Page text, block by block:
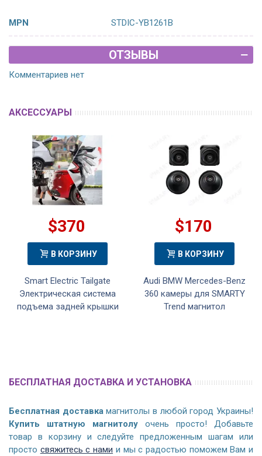
MPN STDIC-YB1261B
ОТЗЫВЫ
Комментариев нет
АКСЕССУАРЫ
$370
В КОРЗИНУ
Smart Electric Tailgate
Электрическая система
подъема задней крышки
$170
В КОРЗИНУ
Audi BMW Mercedes-Benz
360 камеры для SMARTY
Trend магнитол
БЕСПЛАТНАЯ ДОСТАВКА И УСТАНОВКА
Бесплатная доставкамагнитолы в любой город Украины!
Купить штатную магнитолу очень просто! Добавьте
товар в корзину и следуйте предложенным шагам или
просто свяжитесь с нами и мы с радостью поможем Вам и